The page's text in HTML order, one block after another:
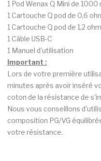
1 Pod Wenax Q Mini de 1000
1 Cartouche Q pod de 0,6
1 Cartouche Q pod de 1,2
1 Câble USB-C
1 Manuel d’utilisation
Important :
Lors de votre première
minutes après avoir inséré
coton de la résistance de
Nous vous conseillons
composition PG/VG
votre résistance.